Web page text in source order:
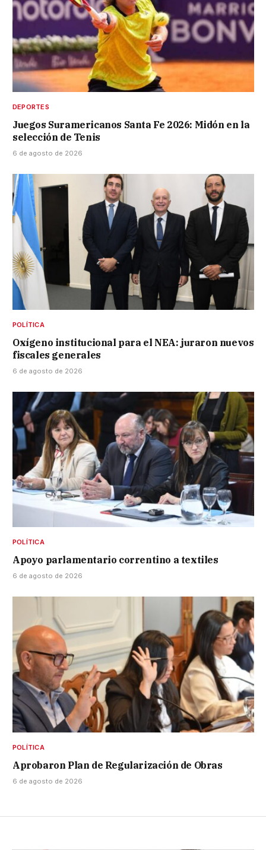
DEPORTES
Juegos Suramericanos Santa Fe 2026: Midón en la
selección de Tenis
6 de agosto de 2026
POLÍTICA
Oxígeno institucional para el NEA: juraron nuevos
fiscales generales
6 de agosto de 2026
POLÍTICA
Apoyo parlamentario correntino a textiles
6 de agosto de 2026
POLÍTICA
Aprobaron Plan de Regularización de Obras
6 de agosto de 2026